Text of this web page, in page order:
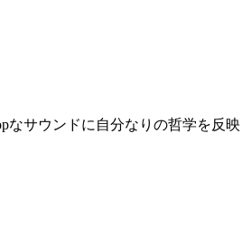
なサウンドに自分なりの哲学を反映